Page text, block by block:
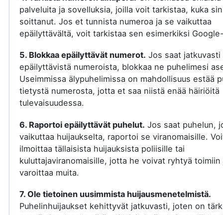
palveluita ja sovelluksia, joilla voit tarkistaa, kuka
soittanut. Jos et tunnista numeroa ja se vaikuttaa
epäilyttävältä, voit tarkistaa sen esimerkiksi
5. Blokkaa epäilyttävät numerot. Jos saat jatkuvasti
epäilyttävistä numeroista, blokkaa ne puhelimesi
Useimmissa älypuhelimissa on mahdollisuus estää
tietystä numerosta, jotta et saa niistä enää häiriöitä
tulevaisuudessa.
6. Raportoi epäilyttävät puhelut. Jos saat puhelun,
vaikuttaa huijaukselta, raportoi se viranomaisille.
ilmoittaa tällaisista huijauksista poliisille tai
kuluttajaviranomaisille, jotta he voivat ryhtyä toimiin
varoittaa muita.
7. Ole tietoinen uusimmista huijausmenetelmistä.
Puhelinhuijaukset kehittyvät jatkuvasti, joten on